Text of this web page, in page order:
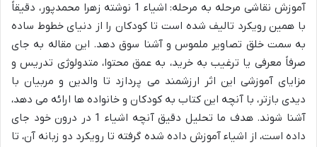
آموزش نقاشی مرحله به مرحله: اشیاء 1 نوشته زهرا محمدپور، دقیقاً
با همین رویکرد تالیف شده است تا کودکان را از دنیای خطوط ساده
به سمت خلق تصاویر ملموس و آشنا سوق دهد. این مقاله به جای
صرفاً معرفی یا ترغیب به خرید، به عمق محتوا، متدولوژی تدریس و
مزایای آموزشی این اثر ارزشمند می پردازد تا والدین و مربیان با
دیدی بازتر، با آنچه این کتاب به کودکان و خانواده ها ارائه می دهد،
آشنا شوند. هدف ما تحلیل دقیق آنچه اشیاء 1 در درون خود جای
داده است، از اشیاء آموزش داده شده گرفته تا رویکرد دو زبانه آن، تا